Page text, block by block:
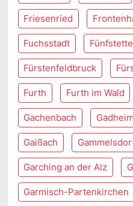
Friesenried
Fuchsstadt
Fürstenfeldbruck
Furth Furth im Wald
Gachenbach Gadheim
Gaißach
Garching an der Alz
Garmisch-Partenkirchen